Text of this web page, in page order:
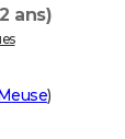
ans)
)